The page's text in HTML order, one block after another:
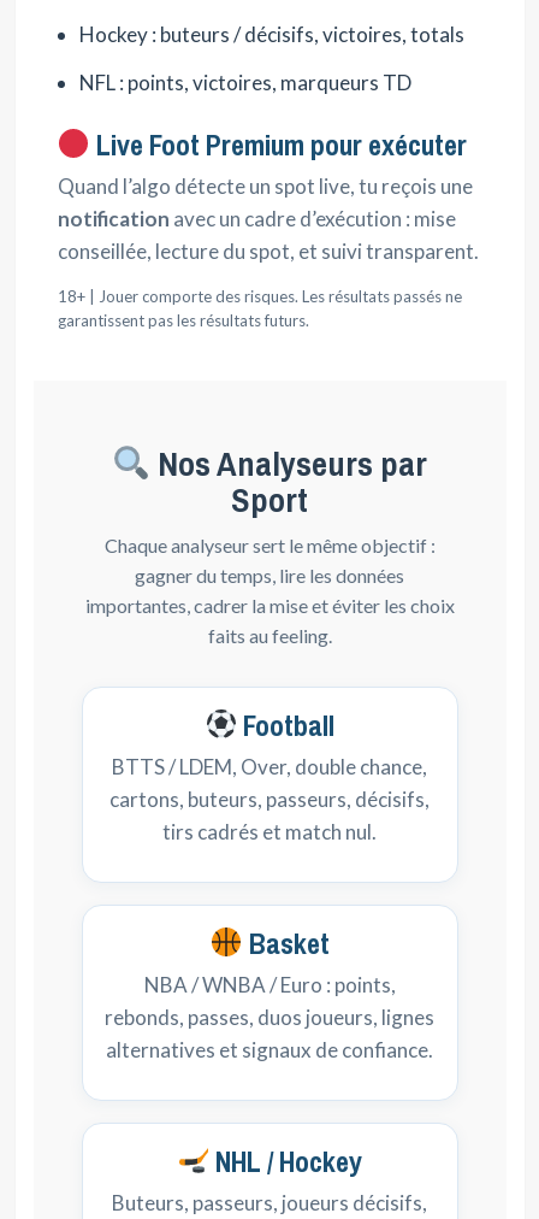
Hockey : buteurs / décisifs, victoires, totals
NFL : points, victoires, marqueurs TD
Live Foot Premium pour exécuter
Quand l’algo détecte un spot live, tu reçois une
notification avec un cadre d’exécution : mise
conseillée, lecture du spot, et suivi transparent.
18+ | Jouer comporte des risques. Les résultats passés ne
garantissent pas les résultats futurs.
Nos Analyseurs par
Sport
Chaque analyseur sert le même objectif :
gagner du temps, lire les données
importantes, cadrer la mise et éviter les choix
faits au feeling.
Football
BTTS / LDEM, Over, double chance,
cartons, buteurs, passeurs, décisifs,
tirs cadrés et match nul.
Basket
NBA / WNBA / Euro : points,
rebonds, passes, duos joueurs, lignes
alternatives et signaux de confiance.
NHL / Hockey
Buteurs, passeurs, joueurs décisifs,